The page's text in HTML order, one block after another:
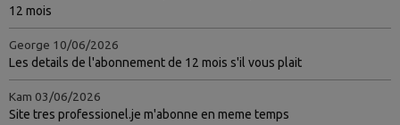
12 mois
George 10/06/2026
Les details de l'abonnement de 12 mois s'il vous plait
Kam 03/06/2026
Site tres professionel.je m'abonne en meme temps